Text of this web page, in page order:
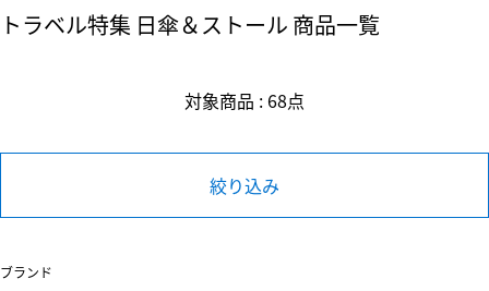
トラベル特集 日傘＆ストール 商品一覧
対象商品 : 68点
絞り込み
ブランド